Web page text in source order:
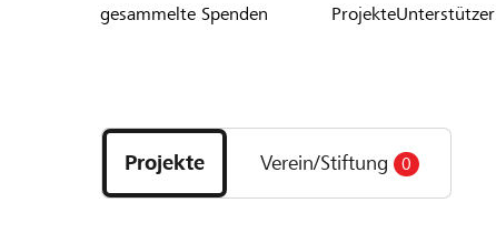
gesammelte Spenden ProjekteUnterstützer
Projekte
und
Organisationen
Projekte Verein/Stiftung 0